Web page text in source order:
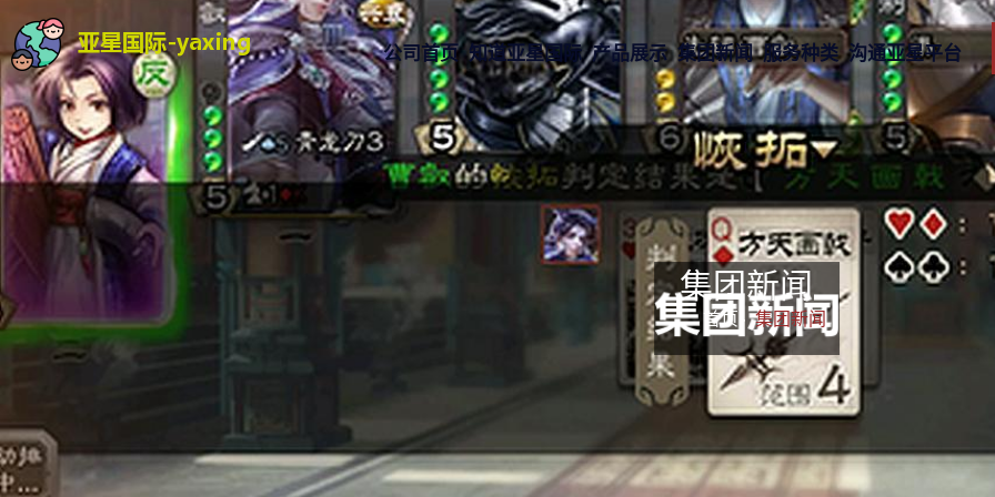
公司首页 知道亚星国际 产品展示 集团新闻 服务种类 沟通亚星平台
集团新闻
首页- 集团新闻